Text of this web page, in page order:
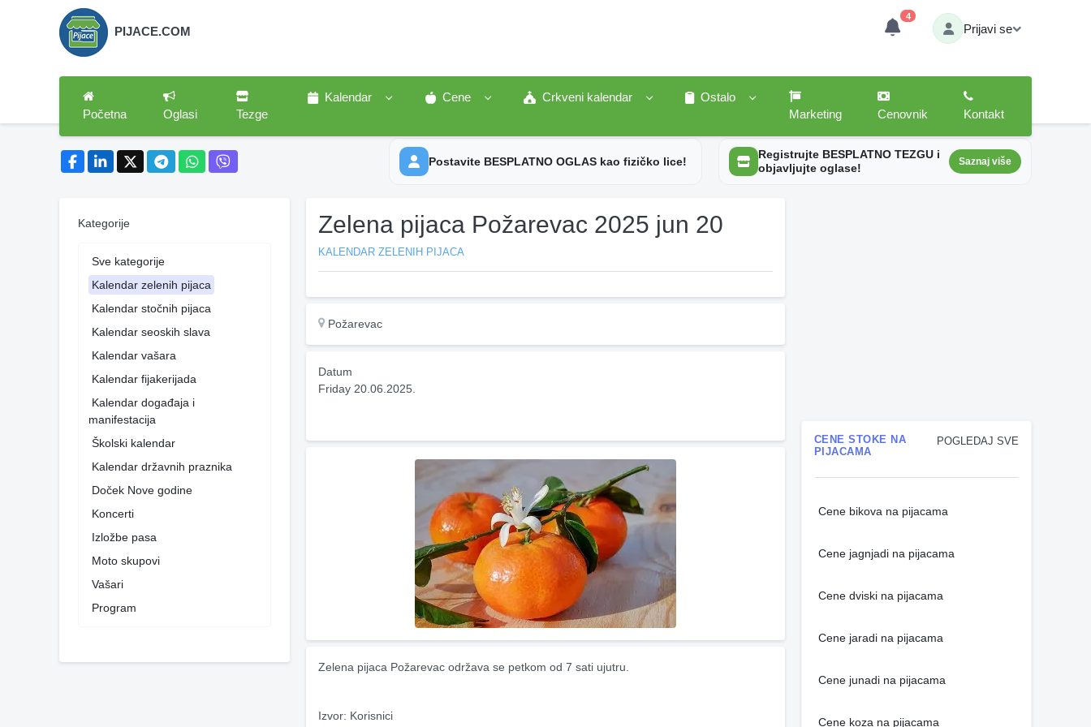
PIJACE.COM
4
Prijavi se
Početna Oglasi Tezge
Kalendar Cene Crkveni kalendar
Ostalo
Marketing
Cenovnik Kontakt
Postavite BESPLATNO OGLAS kao fizičko lice!
Registrujte BESPLATNO TEZGU i
objavljujte oglase!
Saznaj više
Kategorije
Sve kategorije
Kalendar zelenih pijaca
Kalendar stočnih pijaca
Kalendar seoskih slava
Kalendar vašara
Kalendar fijakerijada
Kalendar događaja i
manifestacija
Školski kalendar
Kalendar državnih praznika
Doček Nove godine
Koncerti
Izložbe pasa
Moto skupovi
Vašari
Program
Zelena pijaca Požarevac 2025 jun 20
KALENDAR ZELENIH PIJACA
Požarevac
Datum
Friday 20.06.2025.
Zelena pijaca Požarevac održava se petkom od 7 sati ujutru.
Izvor: Korisnici
POGLEDAJ SVE
CENE STOKE NA
PIJACAMA
Cene bikova na pijacama
Cene jagnjadi na pijacama
Cene dviski na pijacama
Cene jaradi na pijacama
Cene junadi na pijacama
Cene koza na pijacama